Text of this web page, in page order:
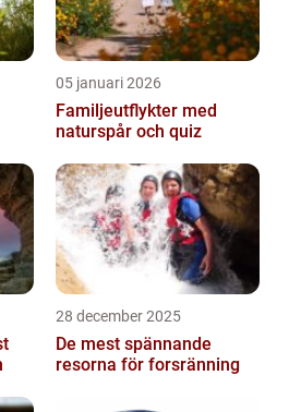
05 januari 2026
Familjeutflykter med
naturspår och quiz
28 december 2025
De mest spännande
resorna för forsränning